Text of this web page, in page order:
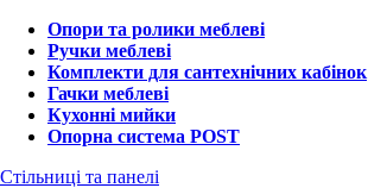
Опори та ролики меблеві
Ручки меблеві
Комплекти для сантехнічних кабінок
Гачки меблеві
Кухонні мийки
Опорна система POST
Стільниці та панелі